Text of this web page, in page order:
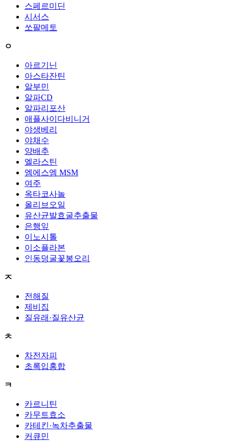
스페르미딘
시서스
쏘팔메토
ㅇ
아르기닌
아스타잔틴
알부민
알파CD
알파리포산
애플사이다비니거
야생베리
야채수
양배추
엘라스틴
엠에스엠 MSM
여주
옥타코사놀
올리브오일
유산균발효굴추출물
은행잎
이노시톨
이소플라본
인동덩굴꽃봉오리
ㅈ
전해질
제비집
질유래·질유산균
ㅊ
차전자피
초록입홍합
ㅋ
카르니틴
카무트효소
카테킨·녹차추출물
커큐민